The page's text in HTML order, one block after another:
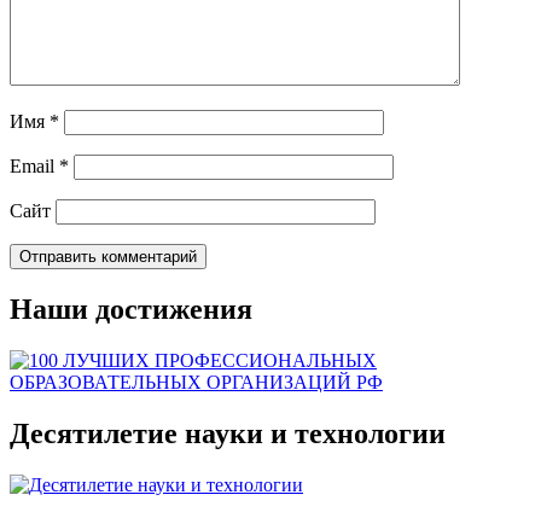
Имя *
Email *
Сайт
Наши достижения
Десятилетие науки и технологии